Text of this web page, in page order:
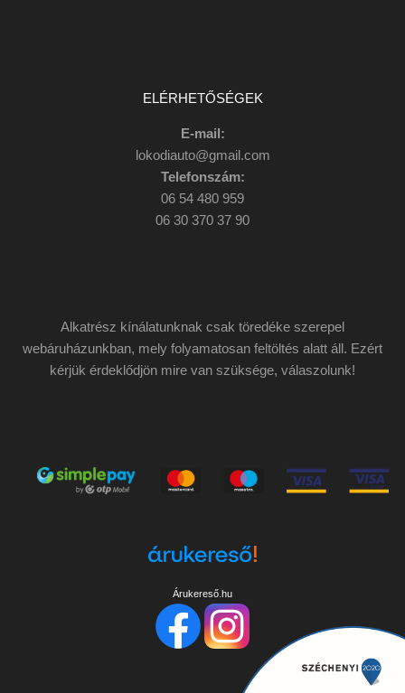
ELÉRHETŐSÉGEK
E-mail:
lokodiauto@gmail.com
Telefonszám:
06 54 480 959
06 30 370 37 90
Alkatrész kínálatunknak csak töredéke szerepel
webáruházunkban, mely folyamatosan feltöltés alatt áll. Ezért
kérjük érdeklődjön mire van szüksége, válaszolunk!
Árukereső.hu